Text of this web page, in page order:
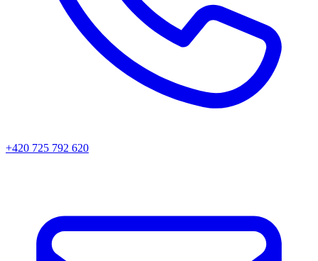
+420 725 792 620